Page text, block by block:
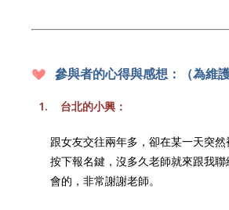
參與者的心得與感想：（為維
1. 台北的小興：
跟女友交往兩年多，卻在某一天突
按下報名鍵，沒多久老師就來跟我
會的，非常謝謝老師。